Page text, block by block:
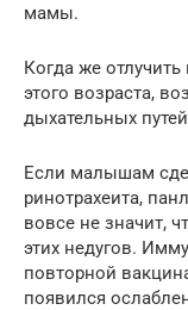
мамы.
Когда же
этого возраста,
дыхательных
Если малышам
ринотрахеита,
вовсе не значит,
этих недугов.
повторной
появился